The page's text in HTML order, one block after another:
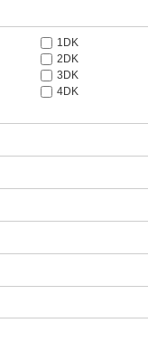
1DK
2DK
3DK
4DK